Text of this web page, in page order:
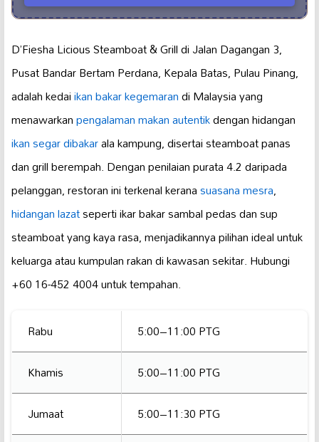
D’Fiesha Licious Steamboat & Grill di Jalan Dagangan 3,
Pusat Bandar Bertam Perdana, Kepala Batas, Pulau Pinang,
adalah kedaiikan bakar kegemarandi Malaysia yang
menawarkanpengalaman makan autentikdengan hidangan
ikan segar dibakarala kampung, disertai steamboat panas
dan grill berempah. Dengan penilaian purata 4.2 daripada
pelanggan, restoran ini terkenal keranasuasana mesra,
hidangan lazatseperti ikar bakar sambal pedas dan sup
steamboat yang kaya rasa, menjadikannya pilihan ideal untuk
keluarga atau kumpulan rakan di kawasan sekitar. Hubungi
+60 16-452 4004 untuk tempahan.
Rabu
5:00–11:00 PTG
Khamis
5:00–11:00 PTG
Jumaat
5:00–11:30 PTG